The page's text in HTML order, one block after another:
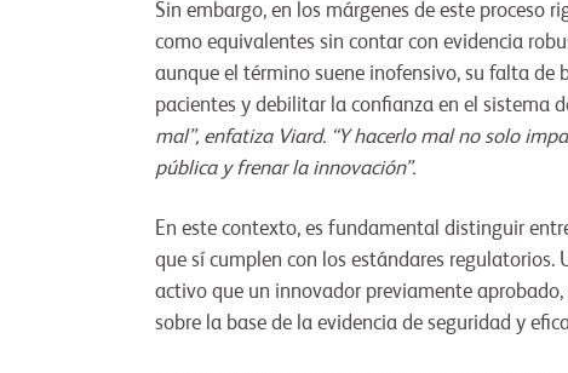
Sin embargo, en los márgenes de este proceso
como equivalentes sin contar con evidencia
aunque el término suene inofensivo, su falta de
pacientes y debilitar la confianza en el sistema
mal”, enfatiza Viard. “Y hacerlo mal no solo
pública y frenar la innovación”.
En este contexto, es fundamental distinguir
que sí cumplen con los estándares
activo que un innovador previamente
sobre la base de la evidencia de seguridad y